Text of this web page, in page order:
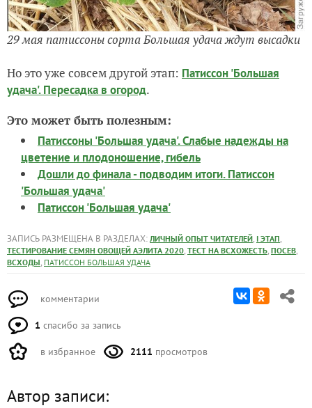
29 мая патиссоны сорта Большая удача ждут высадки
Но это уже совсем другой этап: Патиссон 'Большая
удача'. Пересадка в огород.
Это может быть полезным:
Патиссоны 'Большая удача'. Слабые надежды на
цветение и плодоношение, гибель
Дошли до финала - подводим итоги. Патиссон
'Большая удача'
Патиссон 'Большая удача'
ЗАПИСЬ РАЗМЕЩЕНА В РАЗДЕЛАХ: ЛИЧНЫЙ ОПЫТ ЧИТАТЕЛЕЙ, I ЭТАП,
ТЕСТИРОВАНИЕ СЕМЯН ОВОЩЕЙ АЭЛИТА 2020, ТЕСТ НА ВСХОЖЕСТЬ, ПОСЕВ,
ВСХОДЫ, ПАТИССОН БОЛЬШАЯ УДАЧА
комментарии
1 спасибо за запись
в избранное 2111 просмотров
Автор записи: